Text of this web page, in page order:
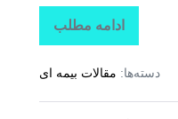
ادامه مطلب
تاراز
بیمه
بیمه
درمان
دسته‌ها: مقالات بیمه ای